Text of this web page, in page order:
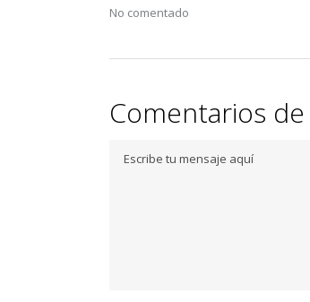
No comentado
Comentarios